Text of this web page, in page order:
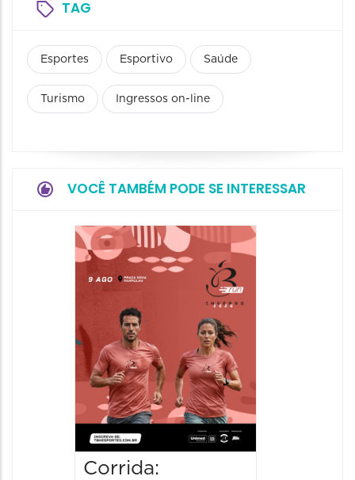
TAG
Esportes Esportivo Saúde
Turismo Ingressos on-line
VOCÊ TAMBÉM PODE SE INTERESSAR
Corrida: